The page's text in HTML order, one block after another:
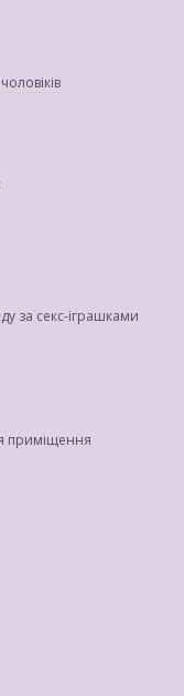
за секс-іграшками
приміщення